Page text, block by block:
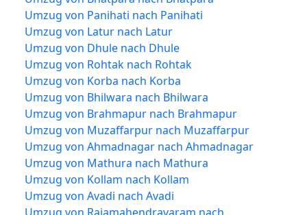
Umzug von Panihati nach Panihati
Umzug von Latur nach Latur
Umzug von Dhule nach Dhule
Umzug von Rohtak nach Rohtak
Umzug von Korba nach Korba
Umzug von Bhilwara nach Bhilwara
Umzug von Brahmapur nach Brahmapur
Umzug von Muzaffarpur nach Muzaffarpur
Umzug von Ahmadnagar nach Ahmadnagar
Umzug von Mathura nach Mathura
Umzug von Kollam nach Kollam
Umzug von Avadi nach Avadi